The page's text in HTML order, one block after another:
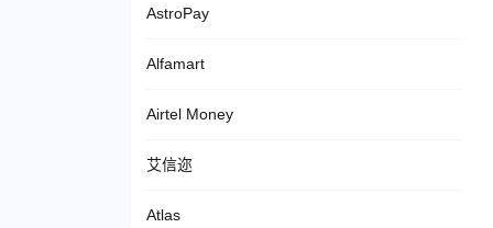
AstroPay
Alfamart
Airtel Money
艾信迩
Atlas